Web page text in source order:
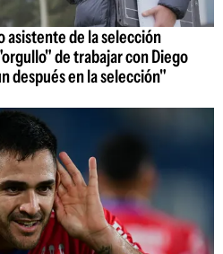
asistente de la selección
de trabajar con Diego
después en la selección"